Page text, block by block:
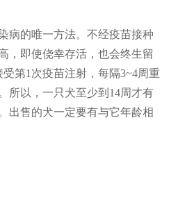
的唯一方法。不经疫苗接种
，即使侥幸存活，也会终生留
第1次疫苗注射，每隔3~4周重
所以，一只犬至少到14周才有
出售的犬一定要有与它年龄相